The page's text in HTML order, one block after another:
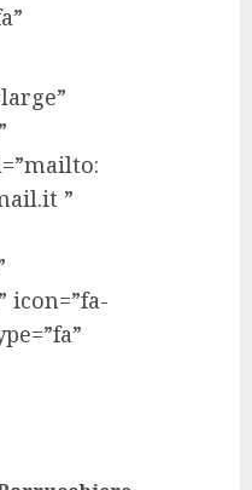
”
icon=”fa-